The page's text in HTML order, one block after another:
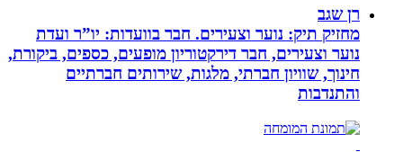
רן שגב
מחזיק תיק: נוער וצעירים. חבר בוועדות: יו”ר ועדת
נוער וצעירים, חבר דירקטוריון מופעים, כספים, ביקורת,
חינוך, שוויון חברתי, מלגות, שירותים חברתיים
והתנדבות